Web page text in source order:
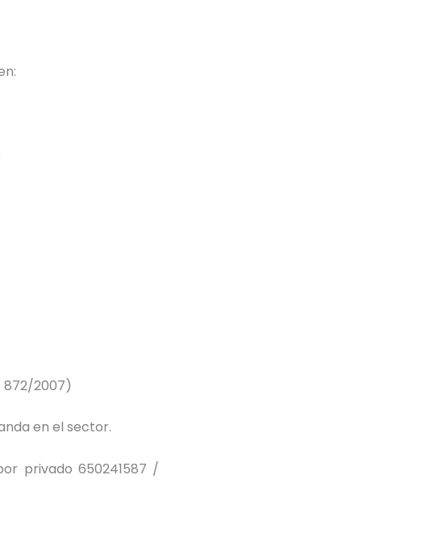
872/2007)
en el sector.
privado 650241587 /